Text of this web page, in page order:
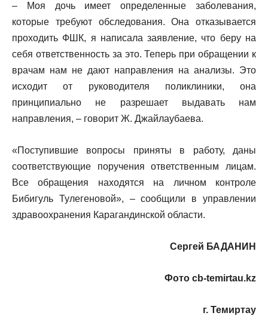
– Моя дочь имеет определенные заболевания,
которые требуют обследования. Она отказывается
проходить ФШК, я написала заявление, что беру на
себя ответственность за это. Теперь при обращении к
врачам нам не дают направления на анализы. Это
исходит от руководителя поликлиники, она
принципиально не разрешает выдавать нам
направления, – говорит Ж. Джайлаубаева.
«Поступившие вопросы приняты в работу, даны
соответствующие поручения ответственным лицам.
Все обращения находятся на личном контроле
Бибигуль Тулегеновой», – сообщили в управлении
здравоохранения Карагандинской области.
Сергей БАДАНИН
Фото cb-temirtau.kz
г. Темиртау